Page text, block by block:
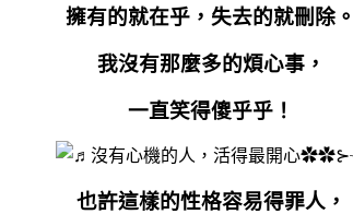
擁有的就在乎，失去的就刪除。
我沒有那麼多的煩心事，
一直笑得傻乎乎！
也許這樣的性格容易得罪人，